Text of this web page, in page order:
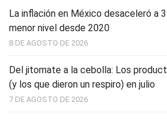
La inflación en México desaceleró a
menor nivel desde 2020
8 DE AGOSTO DE 2026
Del jitomate a la cebolla: Los
(y los que dieron un respiro) en julio
7 DE AGOSTO DE 2026